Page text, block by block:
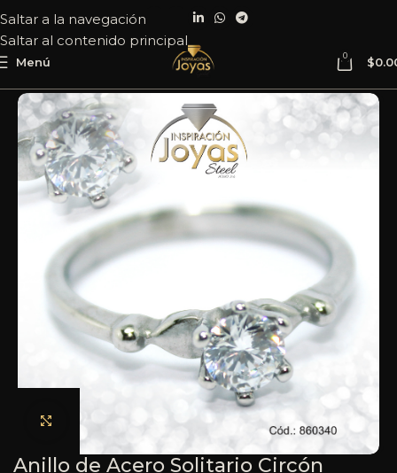
Saltar a la navegación
Saltar al contenido principal
Menú 0 $
Haga clic para ampliar
Anillo de Acero Solitario Circón